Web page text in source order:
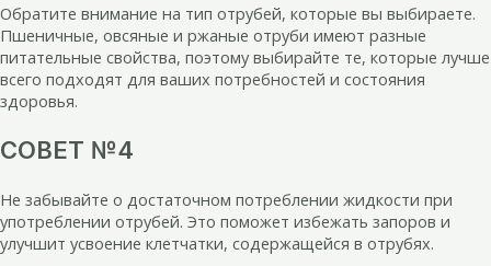
Обратите внимание на тип отрубей, которые вы выбираете.
Пшеничные, овсяные и ржаные отруби имеют разные
питательные свойства, поэтому выбирайте те, которые лучше
всего подходят для ваших потребностей и состояния
здоровья.
СОВЕТ №4
Не забывайте о достаточном потреблении жидкости при
употреблении отрубей. Это поможет избежать запоров и
улучшит усвоение клетчатки, содержащейся в отрубях.